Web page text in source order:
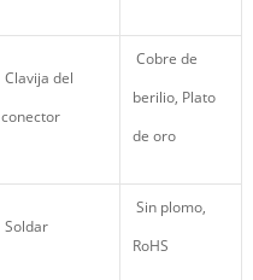
Clavija del
conector
Cobre de
berilio, Plato
de oro
Soldar
Sin plomo,
RoHS